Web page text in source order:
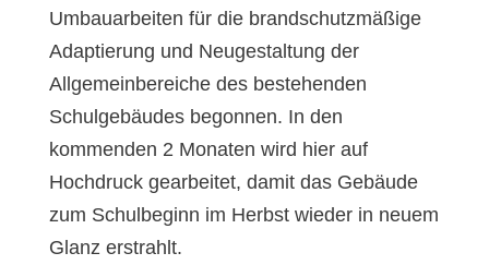
Umbauarbeiten für die brandschutzmäßige
Adaptierung und Neugestaltung der
Allgemeinbereiche des bestehenden
Schulgebäudes begonnen. In den
kommenden 2 Monaten wird hier auf
Hochdruck gearbeitet, damit das Gebäude
zum Schulbeginn im Herbst wieder in neuem
Glanz erstrahlt.